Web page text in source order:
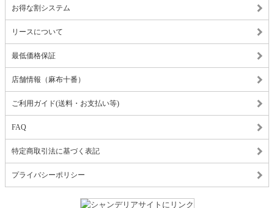
お得な割システム
リースについて
最低価格保証
店舗情報（麻布十番）
ご利用ガイド(送料・お支払い等)
FAQ
特定商取引法に基づく表記
プライバシーポリシー